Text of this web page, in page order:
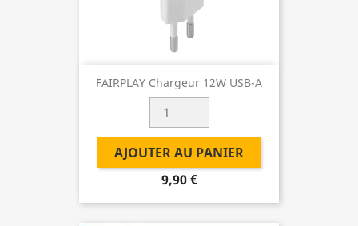
FAIRPLAY Chargeur 12W USB-A
AJOUTER AU PANIER
9,90 €